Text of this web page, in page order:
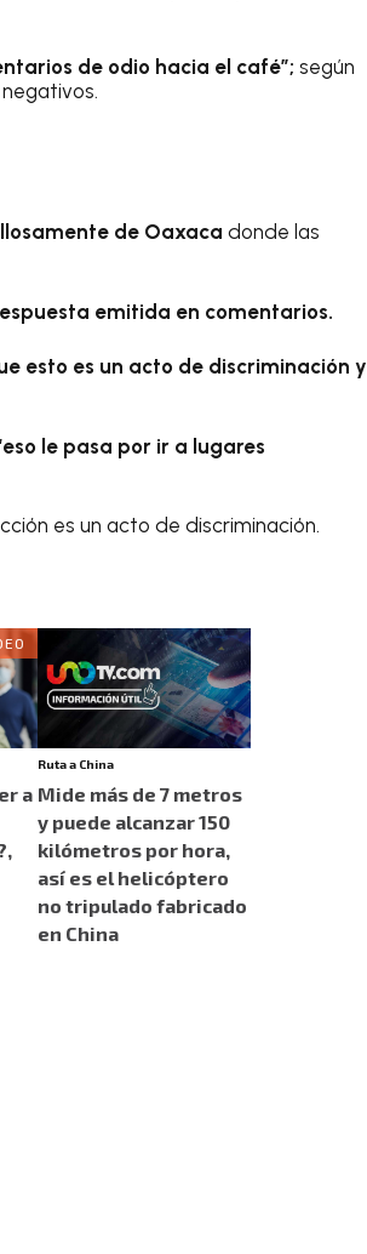
de odio hacia el café”; según
de Oaxaca donde las
emitida en comentarios.
esto es un acto de discriminación y
le pasa por ir a lugares
es un acto de discriminación.
a
Ruta a China
Mide más de 7 metros
y puede alcanzar 150
kilómetros por hora,
así es el helicóptero
no tripulado fabricado
en China